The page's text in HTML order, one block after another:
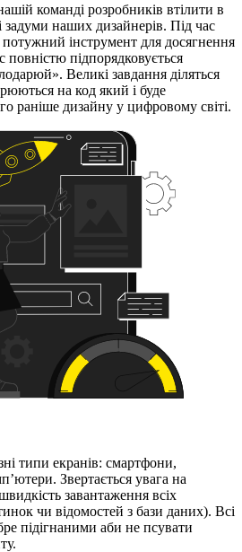
команді розробників втілити в
наших дизайнерів. Під час
інструмент для досягнення
підпорядковується
Великі завдання діляться
на код який і буде
раніше дизайну у цифровому світі.
типи екранів: смартфони,
Звертається увага на
завантаження всіх
чи відомостей з бази даних). Всі
підігнаними аби не псувати